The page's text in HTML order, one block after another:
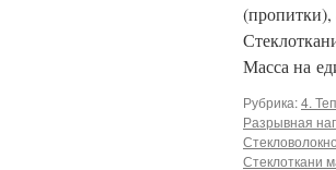
(пропитки),
Масса на
Рубрика:4.
Разрывная
Стеклоткани